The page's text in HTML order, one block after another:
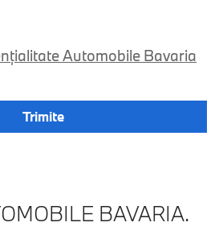
Automobile Bavaria
BAVARIA.